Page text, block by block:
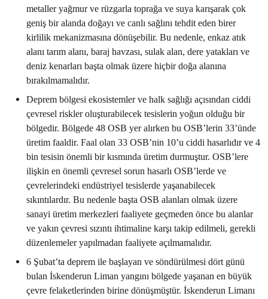
metaller yağmur ve rüzgarla toprağa ve suya karışarak çok
geniş bir alanda doğayı ve canlı sağlını tehdit eden birer
kirlilik mekanizmasına dönüşebilir. Bu nedenle, enkaz atık
alanı tarım alanı, baraj havzası, sulak alan, dere yatakları ve
deniz kenarları başta olmak üzere hiçbir doğa alanına
bırakılmamalıdır.
Deprem bölgesi ekosistemler ve halk sağlığı açısından ciddi
çevresel riskler oluşturabilecek tesislerin yoğun olduğu bir
bölgedir. Bölgede 48 OSB yer alırken bu OSB’lerin 33’ünde
üretim faaldir. Faal olan 33 OSB’nin 10’u ciddi hasarlıdır ve 4
bin tesisin önemli bir kısmında üretim durmuştur. OSB’lere
ilişkin en önemli çevresel sorun hasarlı OSB’lerde ve
çevrelerindeki endüstriyel tesislerde yaşanabilecek
sıkıntılardır. Bu nedenle başta OSB alanları olmak üzere
sanayi üretim merkezleri faaliyete geçmeden önce bu alanlar
ve yakın çevresi sızıntı ihtimaline karşı takip edilmeli, gerekli
düzenlemeler yapılmadan faaliyete açılmamalıdır.
6 Şubat’ta deprem ile başlayan ve söndürülmesi dört günü
bulan İskenderun Liman yangını bölgede yaşanan en büyük
çevre felaketlerinden birine dönüşmüştür. İskenderun Limanı